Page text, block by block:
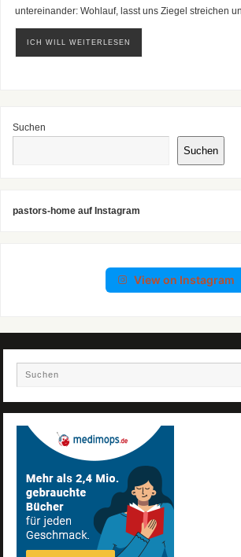
untereinander: Wohlauf, lasst uns Ziegel streichen
ICH WILL WEITERLESEN
Suchen
Suchen
pastors-home auf Instagram
View on Instagram